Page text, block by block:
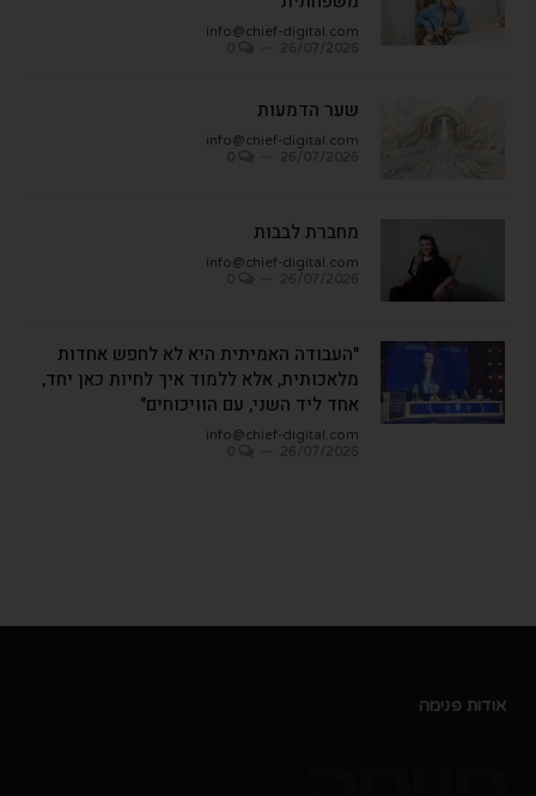
info@chief-digital.com
שער הדמעות
info@chief-digital.com
מחברת לבבות
info@chief-digital.com
"העבודה האמיתית היא לא לחפש אחדות
מלאכותית, אלא ללמוד איך לחיות כאן יחד,
אחד ליד השני, עם הוויכוחים"
info@chief-digital.com
אודות פנימה